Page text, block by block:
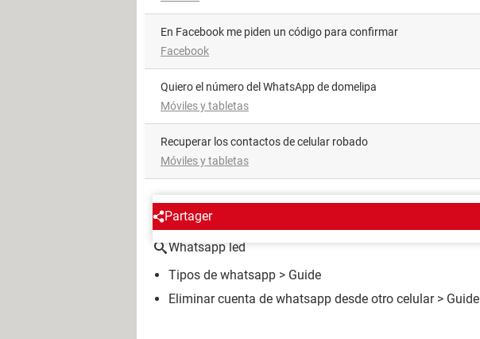
En Facebook me piden un código para confirmar
Facebook
Quiero el número del WhatsApp de domelipa
Móviles y tabletas
Recuperar los contactos de celular robado
Móviles y tabletas
Partager
ALREDEDOR DEL MISMO TEMA
Whatsapp led
Tipos de whatsapp > Guide
Eliminar cuenta de whatsapp desde otro celular> Guide